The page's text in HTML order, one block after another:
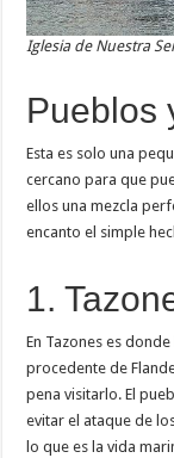
Iglesia de Nuestra
Pueblos
Esta es solo una
cercano para que
ellos una mezcla
encanto el simple
1.
En Tazones es
procedente de
pena visitarlo. El
evitar el ataque de
lo que es la vida